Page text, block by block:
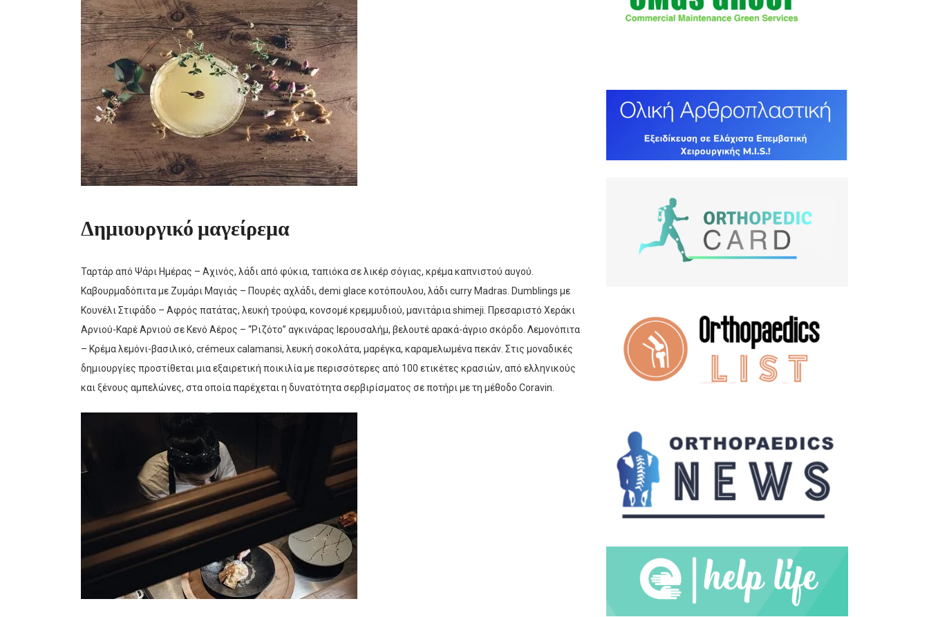
Δημιουργικό μαγείρεμα
Ταρτάρ από Ψάρι Ημέρας – Αχινός, λάδι από φύκια, ταπιόκα σε λικέρ σόγιας, κρέμα καπνιστού αυγού.
Καβουρμαδόπιτα με Ζυμάρι Μαγιάς – Πουρές αχλάδι, demi glace κοτόπουλου, λάδι curry Madras. Dumblings με
Κουνέλι Στιφάδο – Αφρός πατάτας, λευκή τρούφα, κονσομέ κρεμμυδιού, μανιτάρια shimeji. Πρεσαριστό Χεράκι
Αρνιού-Καρέ Αρνιού σε Κενό Αέρος – “Ριζότο” αγκινάρας Ιερουσαλήμ, βελουτέ αρακά-άγριο σκόρδο. Λεμονόπιτα
– Κρέμα λεμόνι-βασιλικό, crémeux calamansi, λευκή σοκολάτα, μαρέγκα, καραμελωμένα πεκάν. Στις μοναδικές
δημιουργίες προστίθεται μια εξαιρετική ποικιλία με περισσότερες από 100 ετικέτες κρασιών, από ελληνικούς
και ξένους αμπελώνες, στα οποία παρέχεται η δυνατότητα σερβιρίσματος σε ποτήρι με τη μέθοδο Coravin.